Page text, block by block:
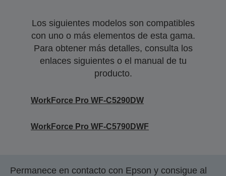
Los siguientes modelos son compatibles
con uno o más elementos de esta gama.
Para obtener más detalles, consulta los
enlaces siguientes o el manual de tu
producto.
WorkForce Pro WF-C5290DW
WorkForce Pro WF-C5790DWF
Permanece en contacto con Epson y consigue al